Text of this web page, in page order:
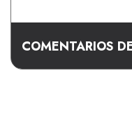
COMENTARIOS